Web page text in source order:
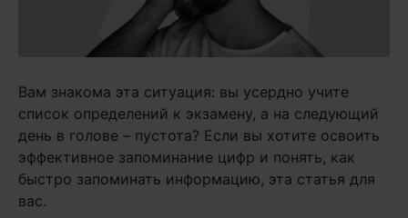
Вам знакома эта ситуация: вы усердно учите
список определений к экзамену, а на следующий
день в голове – пустота? Если вы хотите освоить
эффективное запоминание цифр и понять, как
быстро запоминать информацию, эта статья для
вас.